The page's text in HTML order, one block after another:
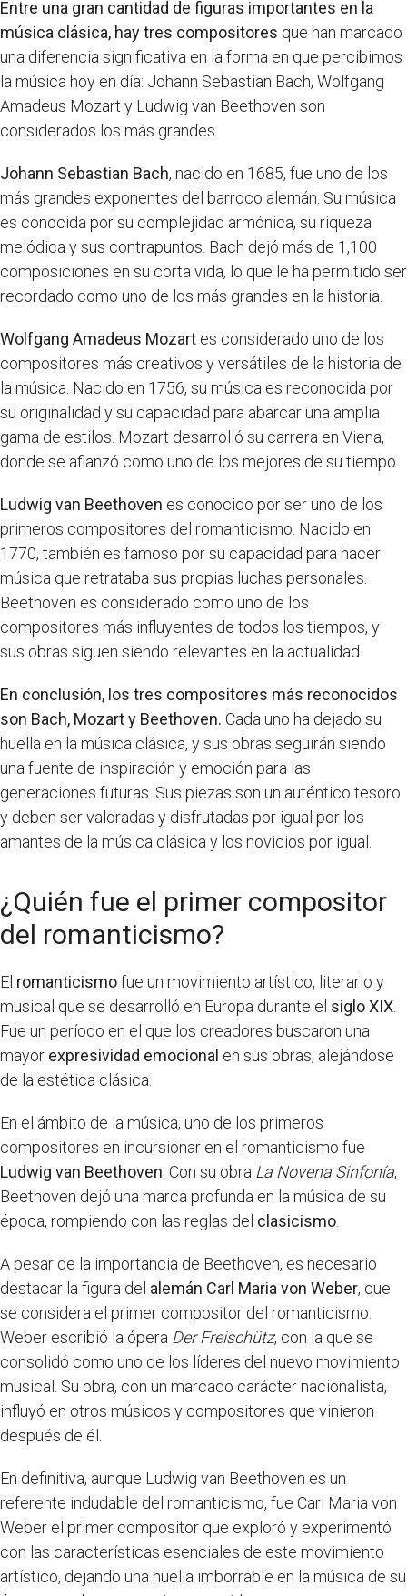
Entre una gran cantidad de figuras importantes en la
música clásica, hay tres compositores que han marcado
una diferencia significativa en la forma en que percibimos
la música hoy en día: Johann Sebastian Bach, Wolfgang
Amadeus Mozart y Ludwig van Beethoven son
considerados los más grandes.
Johann Sebastian Bach, nacido en 1685, fue uno de los
más grandes exponentes del barroco alemán. Su música
es conocida por su complejidad armónica, su riqueza
melódica y sus contrapuntos. Bach dejó más de 1,100
composiciones en su corta vida, lo que le ha permitido ser
recordado como uno de los más grandes en la historia.
Wolfgang Amadeus Mozart es considerado uno de los
compositores más creativos y versátiles de la historia de
la música. Nacido en 1756, su música es reconocida por
su originalidad y su capacidad para abarcar una amplia
gama de estilos. Mozart desarrolló su carrera en Viena,
donde se afianzó como uno de los mejores de su tiempo.
Ludwig van Beethoven es conocido por ser uno de los
primeros compositores del romanticismo. Nacido en
1770, también es famoso por su capacidad para hacer
música que retrataba sus propias luchas personales.
Beethoven es considerado como uno de los
compositores más influyentes de todos los tiempos, y
sus obras siguen siendo relevantes en la actualidad.
En conclusión, los tres compositores más reconocidos
son Bach, Mozart y Beethoven. Cada uno ha dejado su
huella en la música clásica, y sus obras seguirán siendo
una fuente de inspiración y emoción para las
generaciones futuras. Sus piezas son un auténtico tesoro
y deben ser valoradas y disfrutadas por igual por los
amantes de la música clásica y los novicios por igual.
¿Quién fue el primer compositor
del romanticismo?
El romanticismofue un movimiento artístico, literario y
musical que se desarrolló en Europa durante el siglo XIX
Fue un período en el que los creadores buscaron una
mayor expresividad emocional en sus obras, alejándose
de la estética clásica.
En el ámbito de la música, uno de los primeros
compositores en incursionar en el romanticismo fue
Ludwig van Beethoven . Con su obra La Novena Sinfonía,
Beethoven dejó una marca profunda en la música de su
época, rompiendo con las reglas del clasicismo
A pesar de la importancia de Beethoven, es necesario
destacar la figura del alemán Carl Maria von Weber, que
se considera el primer compositor del romanticismo.
Weber escribió la ópera Der Freischütz, con la que se
consolidó como uno de los líderes del nuevo movimiento
musical. Su obra, con un marcado carácter nacionalista,
influyó en otros músicos y compositores que vinieron
después de él.
En definitiva, aunque Ludwig van Beethoven es un
referente indudable del romanticismo, fue Carl Maria von
Weber el primer compositor que exploró y experimentó
con las características esenciales de este movimiento
artístico, dejando una huella imborrable en la música de su